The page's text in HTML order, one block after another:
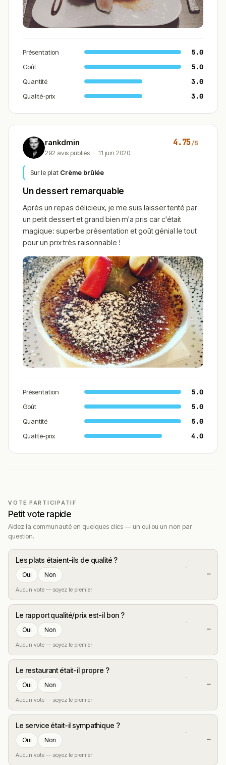
Présentation 5.0
Goût 5.0
Quantité 3.0
Qualité-prix 3.0
rankdmin
292 avis publiés · 11 juin 2020
4.75/5
Sur le plat Crème brûlée
Un dessert remarquable
Après un repas délicieux, je me suis laisser tenté par
un petit dessert et grand bien m'a pris car c'était
magique: superbe présentation et goût génial le tout
pour un prix très raisonnable !
Présentation 5.0
Goût 5.0
Quantité 5.0
Qualité-prix 4.0
VOTE PARTICIPATIF
Petit vote rapide
Aidez la communauté en quelques clics — un oui ou un non par
question.
Les plats étaient-ils de qualité ?
Oui Non
Aucun vote — soyez le premier
—
Le rapport qualité/prix est-il bon ?
Oui Non
Aucun vote — soyez le premier
—
Le restaurant était-il propre ?
Oui Non
Aucun vote — soyez le premier
—
Le service était-il sympathique ?
Oui Non
Aucun vote — soyez le premier
—